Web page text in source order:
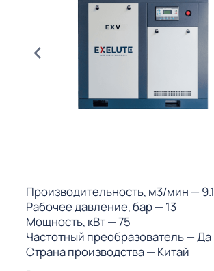
Производительность, м3/мин — 9.1
Рабочее давление, бар— 13
Мощность, кВт— 75
Частотный преобразователь— Да
Страна производства— Китай
(МКС)